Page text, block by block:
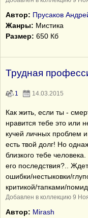
Автор: Прусаков
Жанры: Мистика
Размер: 650 Кб
Трудная
1 14.03.2015
Как жить, если ты -
нравится тебе это или
кучей личных проблем
есть твой долг! Но
близкого тебе
его последствия?..
ошибки/нестыковки/
критикой/тапками/
Добавлен в коллекцию 9
Автор: Mirash